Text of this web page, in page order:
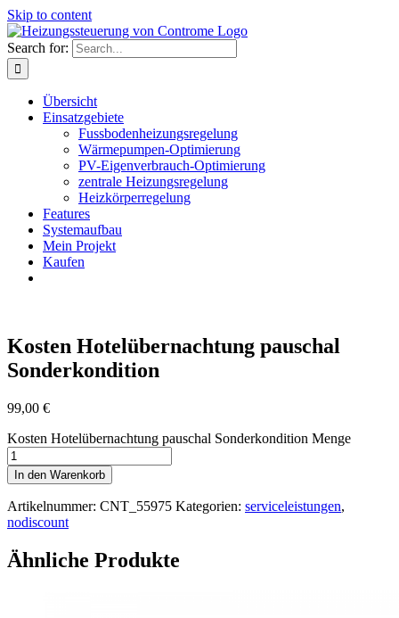
Skip to content
Search for:
Übersicht
Einsatzgebiete
Fussbodenheizungsregelung
Wärmepumpen-Optimierung
PV-Eigenverbrauch-Optimierung
zentrale Heizungsregelung
Heizkörperregelung
Features
Systemaufbau
Mein Projekt
Kaufen
Kosten Hotelübernachtung pauschal
Sonderkondition
99,00 €
Kosten Hotelübernachtung pauschal Sonderkondition Menge
In den Warenkorb
Artikelnummer: CNT_55975 Kategorien: serviceleistungen,
nodiscount
Ähnliche Produkte